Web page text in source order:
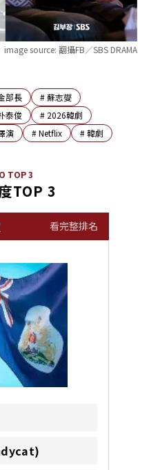
image source: 翻攝FB／SBS DRAMA
部長 #蘇志燮
泰俊 # 2026韓劇
演 #Netflix #韓劇
TOP 3
TOP 3
看完整排名